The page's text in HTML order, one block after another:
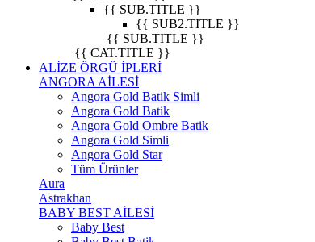
{{ SUB.TITLE }}
{{ SUB2.TITLE }}
{{ SUB.TITLE }}
{{ CAT.TITLE }}
ALİZE ÖRGÜ İPLERİ
ANGORA AİLESİ
Angora Gold Batik Simli
Angora Gold Batik
Angora Gold Ombre Batik
Angora Gold Simli
Angora Gold Star
Tüm Ürünler
Aura
Astrakhan
BABY BEST AİLESİ
Baby Best